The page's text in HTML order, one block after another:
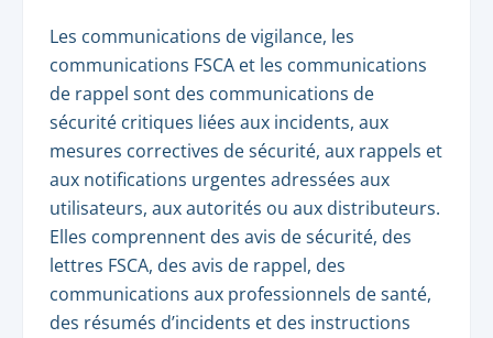
Les communications de vigilance, les
communications FSCA et les communications
de rappel sont des communications de
sécurité critiques liées aux incidents, aux
mesures correctives de sécurité, aux rappels et
aux notifications urgentes adressées aux
utilisateurs, aux autorités ou aux distributeurs.
Elles comprennent des avis de sécurité, des
lettres FSCA, des avis de rappel, des
communications aux professionnels de santé,
des résumés d’incidents et des instructions